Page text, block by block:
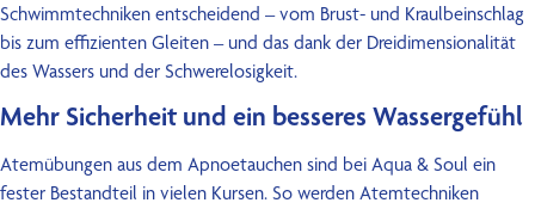
Schwimmtechniken entscheidend – vom Brust- und Kraulbeinschlag
bis zum effizienten Gleiten – und das dank der Dreidimensionalität
des Wassers und der Schwerelosigkeit.
Mehr Sicherheit und ein besseres Wassergefühl
Atemübungen aus dem Apnoetauchen sind bei Aqua & Soul ein
fester Bestandteil in vielen Kursen. So werden Atemtechniken